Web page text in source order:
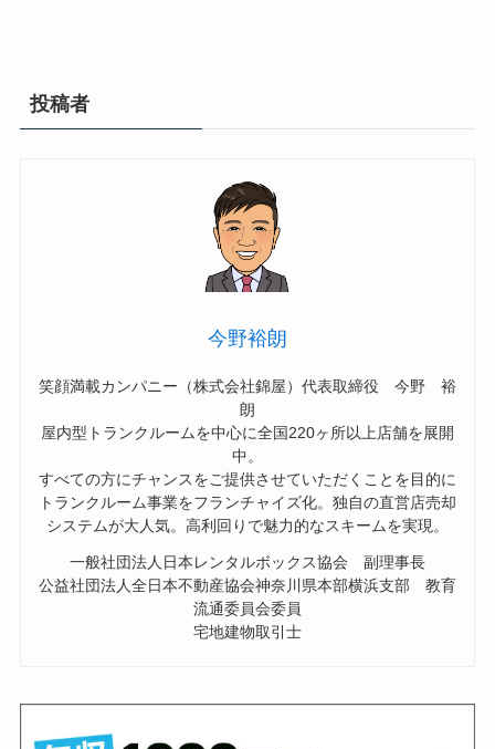
投稿者
今野裕朗
笑顔満載カンパニー（株式会社錦屋）代表取締役 今野 裕
朗
屋内型トランクルームを中心に全国220ヶ所以上店舗を展開
中。
すべての方にチャンスをご提供させていただくことを目的に
トランクルーム事業をフランチャイズ化。独自の直営店売却
システムが大人気。高利回りで魅力的なスキームを実現。
一般社団法人日本レンタルボックス協会 副理事長
公益社団法人全日本不動産協会神奈川県本部横浜支部 教育
流通委員会委員
宅地建物取引士